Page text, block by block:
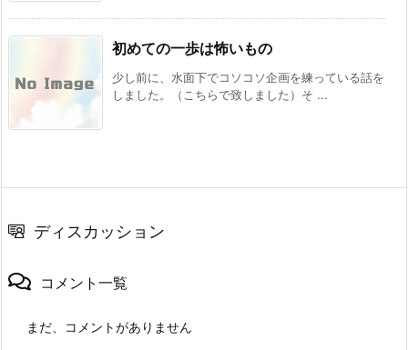
初めての一歩は怖いもの
少し前に、水面下でコソコソ企画を練っている話を
しました。（こちらで致しました）そ ...
ディスカッション
コメント一覧
まだ、コメントがありません